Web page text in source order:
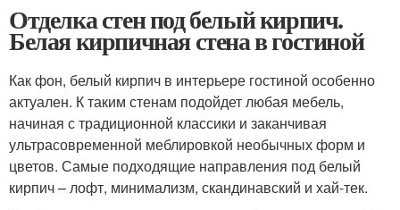
Отделка стен под белый кирпич.
Белая кирпичная стена в гостиной
Как фон, белый кирпич в интерьере гостиной особенно
актуален. К таким стенам подойдет любая мебель,
начиная с традиционной классики и заканчивая
ультрасовременной меблировкой необычных форм и
цветов. Самые подходящие направления под белый
кирпич – лофт, минимализм, скандинавский и хай-тек.